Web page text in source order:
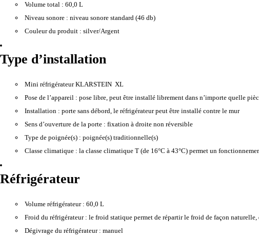
Volume total : 60,0 L
Niveau sonore : niveau sonore standard (46 db)
Couleur du produit : silver/Argent
Type d’installation
Mini réfrigérateur KLARSTEIN XL
Pose de l’appareil : pose libre, peut être installé librement dans n’importe quelle
Installation : porte sans débord, le réfrigérateur peut être installé contre le mur
Sens d’ouverture de la porte : fixation à droite non réversible
Type de poignée(s) : poignée(s) traditionnelle(s)
Classe climatique : la classe climatique T (de 16°C à 43°C) permet un
Réfrigérateur
Volume réfrigérateur : 60,0 L
Froid du réfrigérateur : le froid statique permet de répartir le froid de façon naturelle,
Dégivrage du réfrigérateur : manuel